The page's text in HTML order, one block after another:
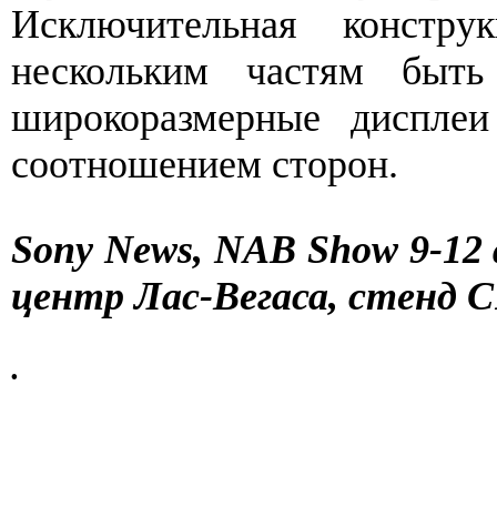
Исключительная
нескольким частям
широкоразмерные
соотношением сторон.
Sony News, NAB Show 9-
центр Лас-Вегаса, стенд
.